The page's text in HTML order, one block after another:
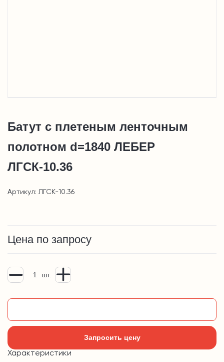
Батут с плетеным ленточным
полотном d=1840 ЛЕБЕР
ЛГСК-10.36
Артикул: ЛГСК-10.36
Цена по запросу
шт.
Запросить цену
Характеристики